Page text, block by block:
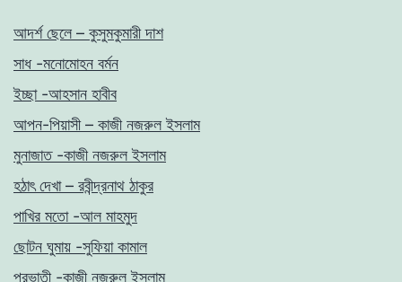
আদর্শ ছেলে – কুসুমকুমারী দাশ
সাধ -মনোমোহন বর্মন
ইচ্ছা -আহসান হাবীব
আপন-পিয়াসী – কাজী নজরুল ইসলাম
মুনাজাত -কাজী নজরুল ইসলাম
হঠাৎ দেখা – রবীন্দ্রনাথ ঠাকুর
পাখির মতো -আল মাহমুদ
ছোটন ঘুমায় -সুফিয়া কামাল
প্রভাতী -কাজী নজরুল ইসলাম